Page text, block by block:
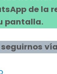
de la
pantalla.